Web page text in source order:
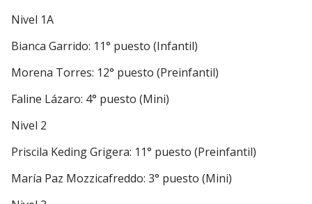
Nivel 1A
Bianca Garrido: 11° puesto (Infantil)
Morena Torres: 12° puesto (Preinfantil)
Faline Lázaro: 4° puesto (Mini)
Nivel 2
Priscila Keding Grigera: 11° puesto (Preinfantil)
María Paz Mozzicafreddo: 3° puesto (Mini)